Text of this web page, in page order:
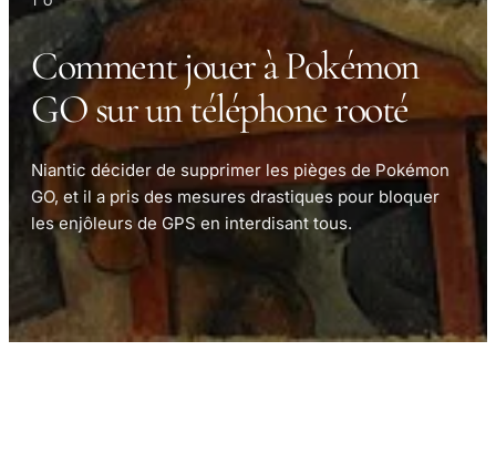
Comment jouer à Pokémon
GO sur un téléphone rooté
Niantic décider de supprimer les pièges de Pokémon
GO, et il a pris des mesures drastiques pour bloquer
les enjôleurs de GPS en interdisant tous.